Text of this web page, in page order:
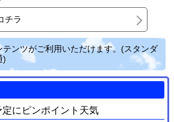
チラ
テンツがご利用いただけます。(スタンダ
)
にピンポイント天気